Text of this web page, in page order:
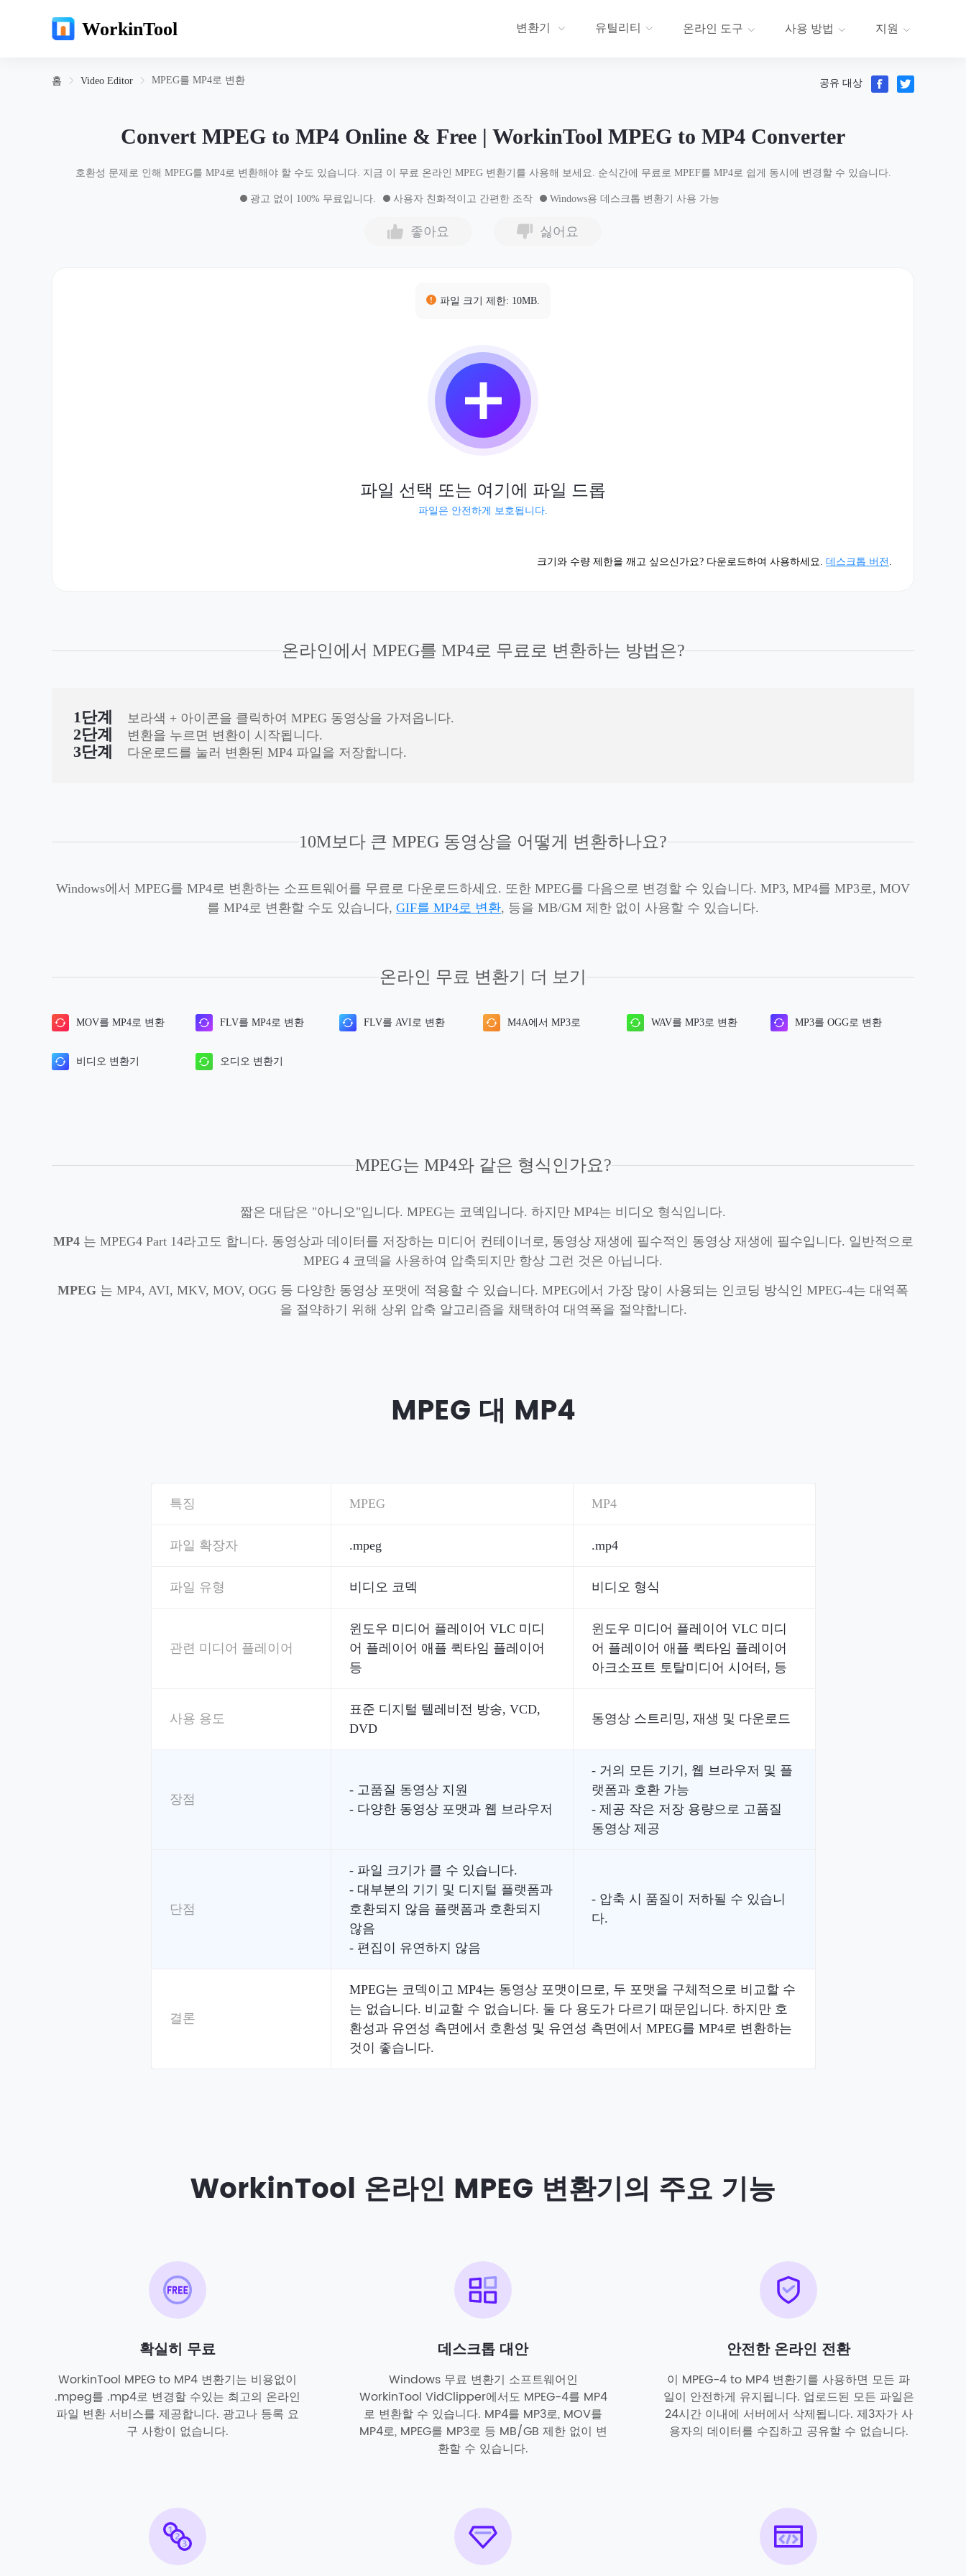
WorkinTool 변환기 유틸리티 온라인 도구 사용 방법 지원
홈 Video Editor MPEG를 MP4로 변환 공유 대상
Convert MPEG to MP4 Online & Free | WorkinTool MPEG to MP4 Converter
호환성 문제로 인해 MPEG를 MP4로 변환해야 할 수도 있습니다. 지금 이 무료 온라인 MPEG 변환기를 사용해 보세요. 순식간에 무료로 MPEF를 MP4로 쉽게 동시에 변경할 수 있습니다.
광고 없이 100% 무료입니다. 사용자 친화적이고 간편한 조작 Windows용 데스크톱 변환기 사용 가능
좋아요 싫어요
파일 크기 제한: 10MB.
파일 선택 또는 여기에 파일 드롭
파일은 안전하게 보호됩니다.
크기와 수량 제한을 깨고 싶으신가요? 다운로드하여 사용하세요. 데스크톱 버전 .
온라인에서 MPEG를 MP4로 무료로 변환하는 방법은?
1단계 보라색 + 아이콘을 클릭하여 MPEG 동영상을 가져옵니다.
2단계 변환을 누르면 변환이 시작됩니다.
3단계 다운로드를 눌러 변환된 MP4 파일을 저장합니다.
10M보다 큰 MPEG 동영상을 어떻게 변환하나요?
Windows에서 MPEG를 MP4로 변환하는 소프트웨어를 무료로 다운로드하세요. 또한 MPEG를 다음으로 변경할 수 있습니다. MP3, MP4를 MP3로, MOV
를 MP4로 변환할 수도 있습니다, GIF를 MP4로 변환, 등을 MB/GM 제한 없이 사용할 수 있습니다.
온라인 무료 변환기 더 보기
MOV를 MP4로 변환 FLV를 MP4로 변환 FLV를 AVI로 변환 M4A에서 MP3로 WAV를 MP3로 변환 MP3를 OGG로 변환
비디오 변환기 오디오 변환기
MPEG는 MP4와 같은 형식인가요?
짧은 대답은 "아니오"입니다. MPEG는 코덱입니다. 하지만 MP4는 비디오 형식입니다.
MP4는 MPEG4 Part 14라고도 합니다. 동영상과 데이터를 저장하는 미디어 컨테이너로, 동영상 재생에 필수적인 동영상 재생에 필수입니다. 일반적으로
MPEG 4 코덱을 사용하여 압축되지만 항상 그런 것은 아닙니다.
MPEG 는 MP4, AVI, MKV, MOV, OGG 등 다양한 동영상 포맷에 적용할 수 있습니다. MPEG에서 가장 많이 사용되는 인코딩 방식인 MPEG-4는 대역폭
을 절약하기 위해 상위 압축 알고리즘을 채택하여 대역폭을 절약합니다.
MPEG 대 MP4
특징 MPEG MP4
파일 확장자 .mpeg .mp4
파일 유형 비디오 코덱 비디오 형식
관련 미디어 플레이어
윈도우 미디어 플레이어 VLC 미디
어 플레이어 애플 퀵타임 플레이어
등
윈도우 미디어 플레이어 VLC 미디
어 플레이어 애플 퀵타임 플레이어
아크소프트 토탈미디어 시어터, 등
사용 용도
표준 디지털 텔레비전 방송, VCD,
DVD
동영상 스트리밍, 재생 및 다운로드
장점
- 고품질 동영상 지원
- 다양한 동영상 포맷과 웹 브라우저
- 거의 모든 기기, 웹 브라우저 및 플
랫폼과 호환 가능
- 제공 작은 저장 용량으로 고품질
동영상 제공
단점
- 파일 크기가 클 수 있습니다.
- 대부분의 기기 및 디지털 플랫폼과
호환되지 않음 플랫폼과 호환되지
않음
- 편집이 유연하지 않음
- 압축 시 품질이 저하될 수 있습니
다.
결론
MPEG는 코덱이고 MP4는 동영상 포맷이므로, 두 포맷을 구체적으로 비교할 수
는 없습니다. 비교할 수 없습니다. 둘 다 용도가 다르기 때문입니다. 하지만 호
환성과 유연성 측면에서 호환성 및 유연성 측면에서 MPEG를 MP4로 변환하는
것이 좋습니다.
WorkinTool 온라인 MPEG 변환기의 주요 기능
확실히 무료
WorkinTool MPEG to MP4 변환기는 비용없이
.mpeg를 .mp4로 변경할 수있는 최고의 온라인
파일 변환 서비스를 제공합니다. 광고나 등록 요
구 사항이 없습니다.
데스크톱 대안
Windows 무료 변환기 소프트웨어인
WorkinTool VidClipper에서도 MPEG-4를 MP4
로 변환할 수 있습니다. MP4를 MP3로, MOV를
MP4로, MPEG를 MP3로 등 MB/GB 제한 없이 변
환할 수 있습니다.
안전한 온라인 전환
이 MPEG-4 to MP4 변환기를 사용하면 모든 파
일이 안전하게 유지됩니다. 업로드된 모든 파일은
24시간 이내에 서버에서 삭제됩니다. 제3자가 사
용자의 데이터를 수집하고 공유할 수 없습니다.